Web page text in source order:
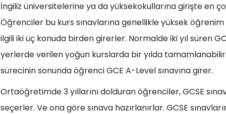
İngiliz üniversitelerine ya da yüksekokullarına girişte en
Öğrenciler bu kurs sınavlarına genellikle yüksek
ilgili iki üç konuda birden girerler. Normalde iki yıl süren
yerlerde verilen yoğun kurslarda bir yılda tamamlanabilir.
sürecinin sonunda öğrenci GCE A-Level sınavına girer.
Ortaöğretimde 3 yıllarını dolduran öğrenciler, GCSE
seçerler. Ve ona göre sınava hazırlanırlar. GCSE